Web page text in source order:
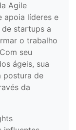
Agile
apoia líderes e
startups a
o trabalho
seu
ágeis, sua
postura de
da